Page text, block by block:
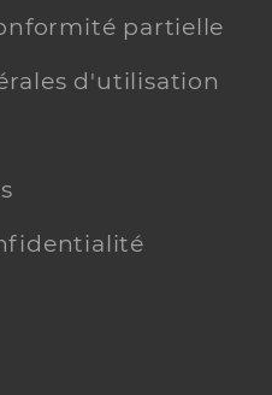
partielle
d'utilisation